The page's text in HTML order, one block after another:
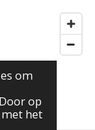
om
op
met het